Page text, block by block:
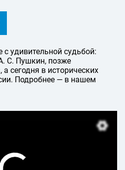
удивительной судьбой:
С. Пушкин, позже
сегодня в исторических
Подробнее — в нашем